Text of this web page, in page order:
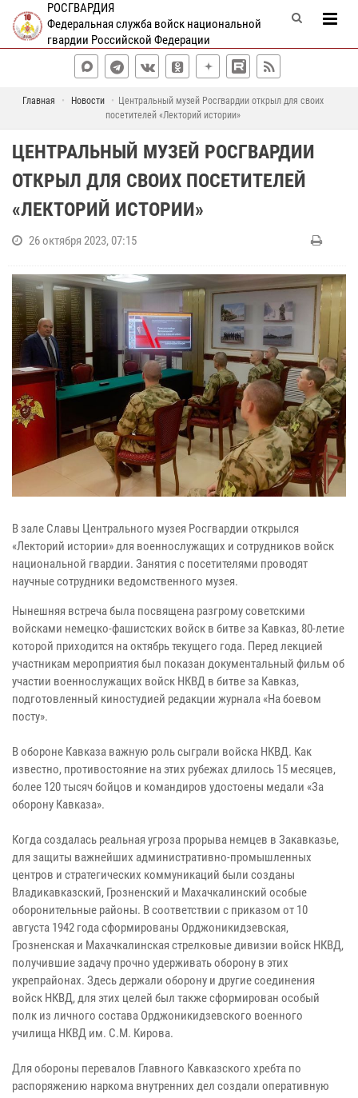
РОСГВАРДИЯ
Федеральная служба войск национальной
гвардии Российской Федерации
Главная Новости
Центральный музей Росгвардии открыл для своих
посетителей «Лекторий истории»
ЦЕНТРАЛЬНЫЙ МУЗЕЙ РОСГВАРДИИ
ОТКРЫЛ ДЛЯ СВОИХ ПОСЕТИТЕЛЕЙ
«ЛЕКТОРИЙ ИСТОРИИ»
26 октября 2023, 07:15
В зале Славы Центрального музея Росгвардии открылся
«Лекторий истории» для военнослужащих и сотрудников войск
национальной гвардии. Занятия с посетителями проводят
научные сотрудники ведомственного музея.
Нынешняя встреча была посвящена разгрому советскими
войсками немецко-фашистских войск в битве за Кавказ, 80-летие
которой приходится на октябрь текущего года. Перед лекцией
участникам мероприятия был показан документальный фильм об
участии военнослужащих войск НКВД в битве за Кавказ,
подготовленный киностудией редакции журнала «На боевом
посту».
В обороне Кавказа важную роль сыграли войска НКВД. Как
известно, противостояние на этих рубежах длилось 15 месяцев,
более 120 тысяч бойцов и командиров удостоены медали «За
оборону Кавказа».
Когда создалась реальная угроза прорыва немцев в Закавказье,
для защиты важнейших административно-промышленных
центров и стратегических коммуникаций были созданы
Владикавказский, Грозненский и Махачкалинский особые
оборонительные районы. В соответствии с приказом от 10
августа 1942 года сформированы Орджоникидзевская,
Грозненская и Махачкалинская стрелковые дивизии войск НКВД,
получившие задачу прочно удерживать оборону в этих
укрепрайонах. Здесь держали оборону и другие соединения
войск НКВД, для этих целей был также сформирован особый
полк из личного состава Орджоникидзевского военного
училища НКВД им. С.М. Кирова.
Для обороны перевалов Главного Кавказского хребта по
распоряжению наркома внутренних дел создали оперативную